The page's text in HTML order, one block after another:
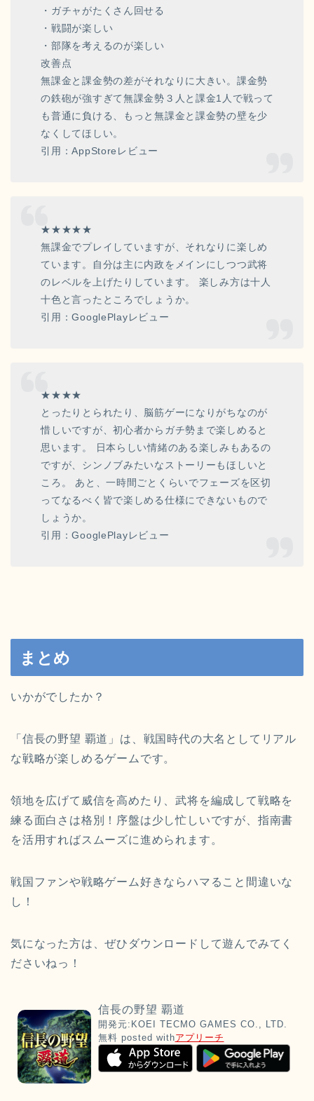
・ガチャがたくさん回せる
・戦闘が楽しい
・部隊を考えるのが楽しい
改善点
無課金と課金勢の差がそれなりに大きい。課金勢
の鉄砲が強すぎて無課金勢３人と課金1人で戦って
も普通に負ける、もっと無課金と課金勢の壁を少
なくしてほしい。
引用：AppStoreレビュー
★★★★★
無課金でプレイしていますが、それなりに楽しめ
ています。自分は主に内政をメインにしつつ武将
のレベルを上げたりしています。 楽しみ方は十人
十色と言ったところでしょうか。
引用：GooglePlayレビュー
★★★★
とったりとられたり、脳筋ゲーになりがちなのが
惜しいですが、初心者からガチ勢まで楽しめると
思います。 日本らしい情緒のある楽しみもあるの
ですが、シンノブみたいなストーリーもほしいと
ころ。 あと、一時間ごとくらいでフェーズを区切
ってなるべく皆で楽しめる仕様にできないもので
しょうか。
引用：GooglePlayレビュー
まとめ
いかがでしたか？
「信長の野望 覇道」は、戦国時代の大名としてリアル
な戦略が楽しめるゲームです。
領地を広げて威信を高めたり、武将を編成して戦略を
練る面白さは格別！序盤は少し忙しいですが、指南書
を活用すればスムーズに進められます。
戦国ファンや戦略ゲーム好きならハマること間違いな
し！
気になった方は、ぜひダウンロードして遊んでみてく
ださいねっ！
信長の野望 覇道
開発元: KOEI TECMO GAMES CO., LTD.
無料 posted withアプリーチ